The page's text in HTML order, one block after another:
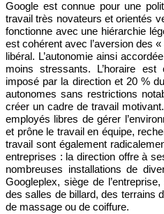
Google est connue pour une
travail très novateurs et orientés
fonctionne avec une hiérarchie
est cohérent avec l’aversion des
libéral. L’autonomie ainsi
moins stressants. L’horaire
imposé par la direction et 20 %
autonomes sans restrictions
créer un cadre de travail
employés libres de gérer
et prône le travail en équipe,
travail sont également
entreprises : la direction offre à
nombreuses installations de
Googleplex, siège de
des salles de billard, des terrains
de massage ou de coiffure.